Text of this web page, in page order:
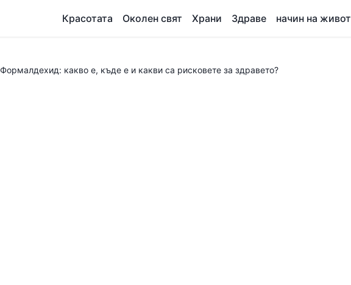
Красотата Околен свят Храни Здраве начин на живот
Формалдехид: какво е, къде е и какви са рисковете за здравето?